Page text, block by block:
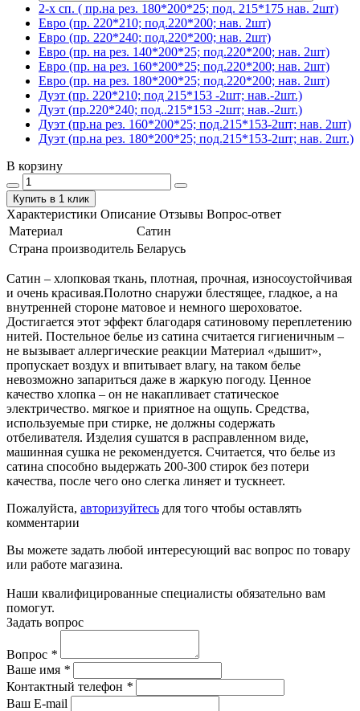
2-х сп. ( пр.на рез. 180*200*25; под. 215*175 нав. 2шт)
Евро (пр. 220*210; под.220*200; нав. 2шт)
Евро (пр. 220*240; под.220*200; нав. 2шт)
Евро (пр. на рез. 140*200*25; под.220*200; нав. 2шт)
Евро (пр. на рез. 160*200*25; под.220*200; нав. 2шт)
Евро (пр. на рез. 180*200*25; под.220*200; нав. 2шт)
Дуэт (пр. 220*210; под 215*153 -2шт; нав.-2шт.)
Дуэт (пр.220*240; под..215*153 -2шт; нав.-2шт.)
Дуэт (пр.на рез. 160*200*25; под.215*153-2шт; нав. 2шт)
Дуэт (пр.на рез. 180*200*25; под.215*153-2шт; нав. 2шт.)
В корзину
Купить в 1 клик
Характеристики Описание Отзывы Вопрос-ответ
Материал
Сатин
Страна производитель Беларусь
Сатин – хлопковая ткань, плотная, прочная, износоустойчивая
и очень красивая.Полотно снаружи блестящее, гладкое, а на
внутренней стороне матовое и немного шероховатое.
Достигается этот эффект благодаря сатиновому переплетению
нитей. Постельное белье из сатина считается гигиеничным –
не вызывает аллергические реакции Материал «дышит»,
пропускает воздух и впитывает влагу, на таком белье
невозможно запариться даже в жаркую погоду. Ценное
качество хлопка – он не накапливает статическое
электричество. мягкое и приятное на ощупь. Средства,
используемые при стирке, не должны содержать
отбеливателя. Изделия сушатся в расправленном виде,
машинная сушка не рекомендуется. Считается, что белье из
сатина способно выдержать 200-300 стирок без потери
качества, после чего оно слегка линяет и тускнеет.
Пожалуйста, авторизуйтесь для того чтобы оставлять
комментарии
Вы можете задать любой интересующий вас вопрос по товару
или работе магазина.
Наши квалифицированные специалисты обязательно вам
помогут.
Задать вопрос
Вопрос *
Ваше имя *
Контактный телефон *
Ваш E-mail